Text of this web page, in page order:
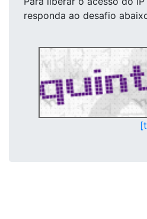
responda ao desafio